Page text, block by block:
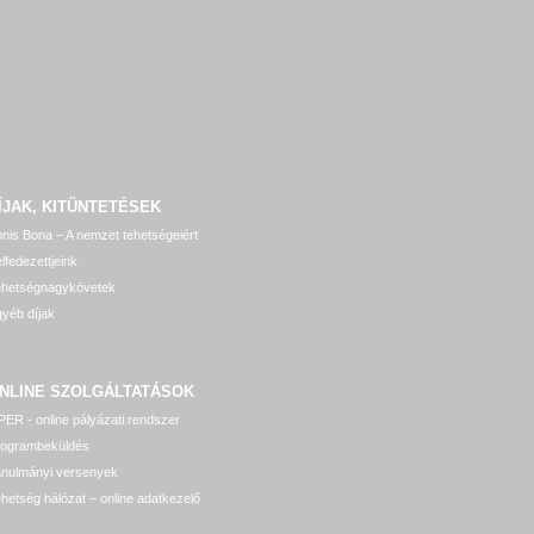
KITÜNTETÉSEK
Bona – A nemzet tehetségeiért
díjak
SZOLGÁLTATÁSOK
- online pályázati rendszer
versenyek
hálózat – online adatkezelő